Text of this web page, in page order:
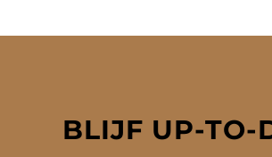
BLIJF UP-TO-